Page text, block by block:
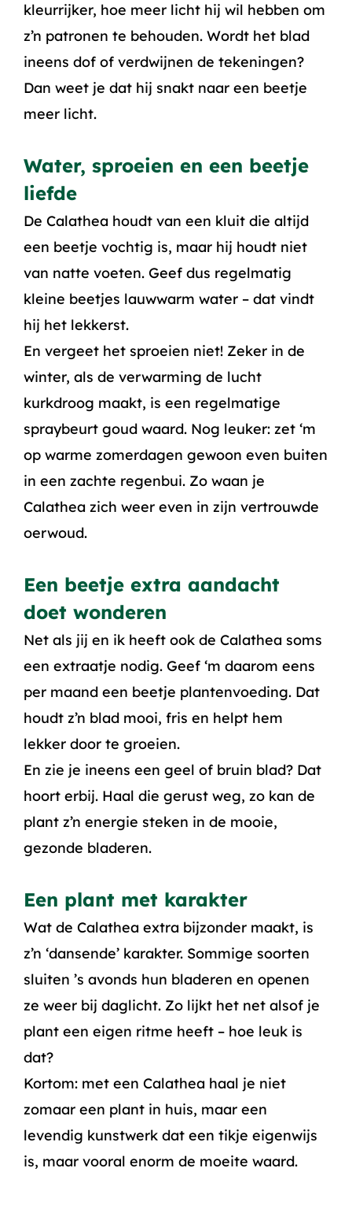
kleurrijker, hoe meer licht hij wil hebben om
z’n patronen te behouden. Wordt het blad
ineens dof of verdwijnen de tekeningen?
Dan weet je dat hij snakt naar een beetje
meer licht.
Water, sproeien en een beetje
liefde
De Calathea houdt van een kluit die altijd
een beetje vochtig is, maar hij houdt niet
van natte voeten. Geef dus regelmatig
kleine beetjes lauwwarm water – dat vindt
hij het lekkerst.
En vergeet het sproeien niet! Zeker in de
winter, als de verwarming de lucht
kurkdroog maakt, is een regelmatige
spraybeurt goud waard. Nog leuker: zet ‘m
op warme zomerdagen gewoon even buiten
in een zachte regenbui. Zo waan je
Calathea zich weer even in zijn vertrouwde
oerwoud.
Een beetje extra aandacht
doet wonderen
Net als jij en ik heeft ook de Calathea soms
een extraatje nodig. Geef ‘m daarom eens
per maand een beetje plantenvoeding. Dat
houdt z’n blad mooi, fris en helpt hem
lekker door te groeien.
En zie je ineens een geel of bruin blad? Dat
hoort erbij. Haal die gerust weg, zo kan de
plant z’n energie steken in de mooie,
gezonde bladeren.
Een plant met karakter
Wat de Calathea extra bijzonder maakt, is
z’n ‘dansende’ karakter. Sommige soorten
sluiten ’s avonds hun bladeren en openen
ze weer bij daglicht. Zo lijkt het net alsof je
plant een eigen ritme heeft – hoe leuk is
dat?
Kortom: met een Calathea haal je niet
zomaar een plant in huis, maar een
levendig kunstwerk dat een tikje eigenwijs
is, maar vooral enorm de moeite waard.